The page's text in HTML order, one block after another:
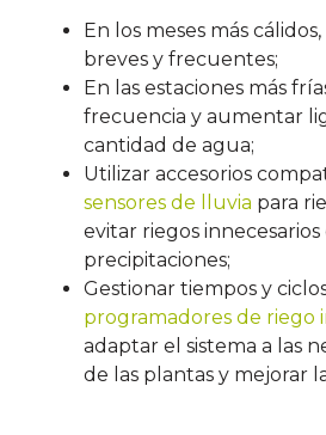
En los meses más
breves y frecuentes;
En las estaciones más
frecuencia y aumentar
cantidad de agua;
Utilizar accesorios
sensores de lluvia para
evitar riegos innecesarios
precipitaciones;
Gestionar tiempos y
programadores de riego
adaptar el sistema a las
de las plantas y mejorar